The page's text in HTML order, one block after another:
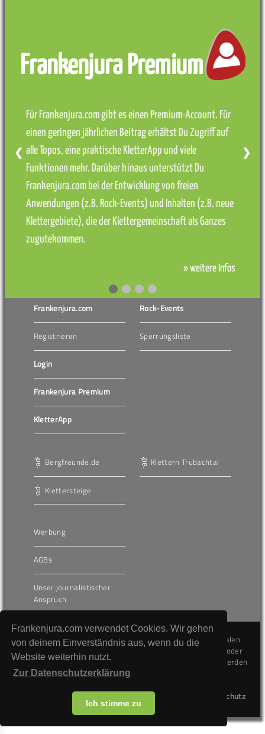
Frankenjura.com verwendet Cookies. Wir gehen
von deinem Einverständnis aus, wenn du die
Website weiterhin nutzt.
Zur Datenschutzerklärung
Ich stimme zu
Frankenjura Premium
Für Frankenjura.com gibt es einen Premium-Account. Für
einen geringen jährlichen Beitrag erhältst Du Zugriff auf
alle Topos, eine praktische KletterApp und viele
Funktionen mehr. Darüber hinaus unterstützt Du
Frankenjura.com bei der Entwicklung von freien
Anwendungen (z.B. Rock-Events) und Inhalten (z.B. neue
Klettergebiete), die der Klettergemeinschaft als Ganzes
zugutekommen.
» weitere Infos
❮ ❯
Frankenjura.com
Registrieren
Login
Frankenjura Premium
KletterApp
Rock-Events
Sperrungsliste
Bergfreunde.de
Klettersteige
Klettern Trubachtal
Werbung
AGBs
Unser journalistischer
Anspruch
Die hier veröffentlichten Inhalte unterliegen dem internationalen
Urheberrecht (Copyright) und dürfen nicht kopiert, verändert oder
unverändert wiederveröffentlicht werden. Gegen Verstöße werden
wir auf juristischem Wege vorgehen.
Impressum Datenschutz